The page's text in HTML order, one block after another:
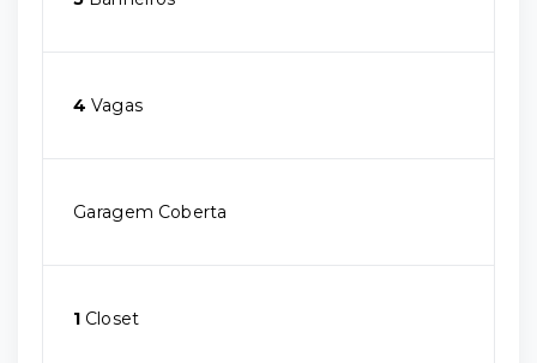
4 Vagas
Garagem Coberta
1 Closet